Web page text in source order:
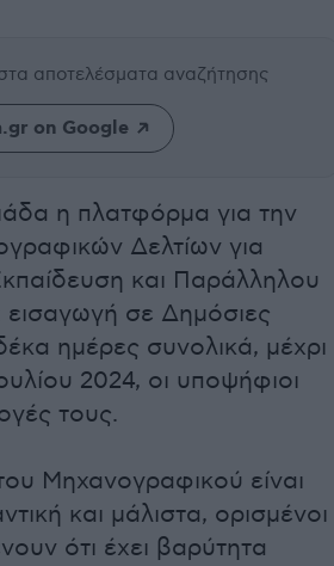
αποτελέσματα αναζήτησης
on Google
η πλατφόρμα για την
Δελτίων για
και Παράλληλου
σε Δημόσιες
ημέρες συνολικά, μέχρι
2024, οι υποψήφιοι
τους.
Μηχανογραφικού είναι
και μάλιστα, ορισμένοι
ότι έχει βαρύτητα